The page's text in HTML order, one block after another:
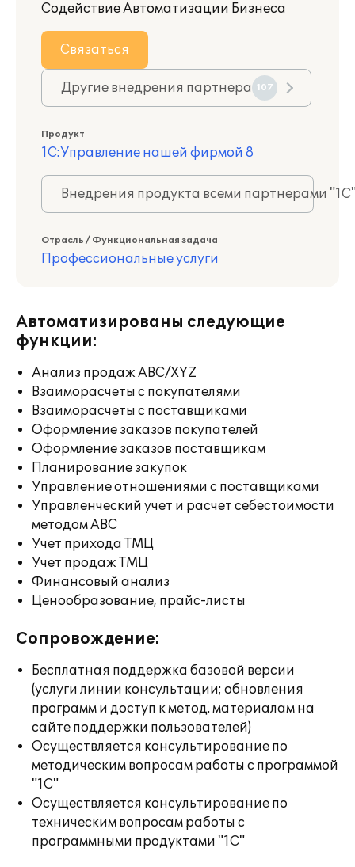
Содействие Автоматизации Бизнеса
Связаться
Другие внедрения партнера 107
Продукт
1С:Управление нашей фирмой 8
Внедрения продукта всеми партнерами
Отрасль / Функциональная задача
Профессиональные услуги
Автоматизированы следующие
функции:
Анализ продаж ABC/XYZ
Взаиморасчеты с покупателями
Взаиморасчеты с поставщиками
Оформление заказов покупателей
Оформление заказов поставщикам
Планирование закупок
Управление отношениями с поставщиками
Управленческий учет и расчет себестоимости
методом ABC
Учет прихода ТМЦ
Учет продаж ТМЦ
Финансовый анализ
Ценообразование, прайс-листы
Сопровождение:
Бесплатная поддержка базовой версии
(услуги линии консультации; обновления
программ и доступ к метод. материалам на
сайте поддержки пользователей)
Осуществляется консультирование по
методическим вопросам работы с программой
"1С"
Осуществляется консультирование по
техническим вопросам работы с
программными продуктами "1С"